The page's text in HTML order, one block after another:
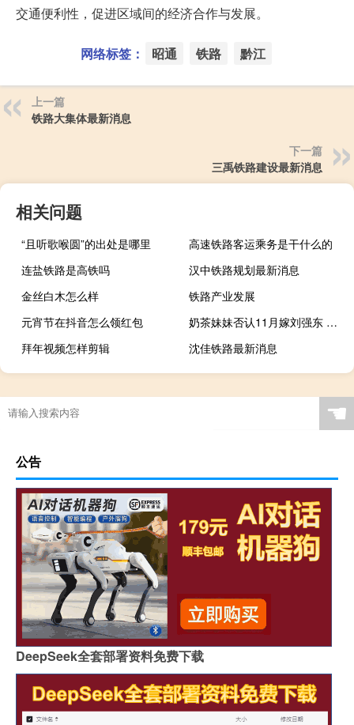
交通便利性，促进区域间的经济合作与发展。
网络标签： 昭通 铁路 黔江
上一篇
铁路大集体最新消息
下一篇
三禹铁路建设最新消息
相关问题
“且听歌喉圆”的出处是哪里
高速铁路客运乘务是干什么的
连盐铁路是高铁吗
汉中铁路规划最新消息
金丝白木怎么样
铁路产业发展
元宵节在抖音怎么领红包
奶茶妹妹否认11月嫁刘强东 翘课结婚也是醉了
拜年视频怎样剪辑
沈佳铁路最新消息
☚
公告
DeepSeek全套部署资料免费下载